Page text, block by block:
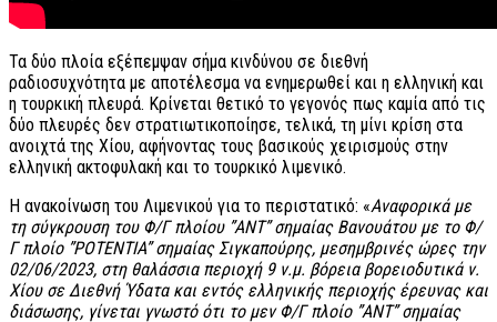
Τα δύο πλοία εξέπεμψαν σήμα κινδύνου σε διεθνή
ραδιοσυχνότητα με αποτέλεσμα να ενημερωθεί και η ελληνική και
η τουρκική πλευρά. Κρίνεται θετικό το γεγονός πως καμία από τις
δύο πλευρές δεν στρατιωτικοποίησε, τελικά, τη μίνι κρίση στα
ανοιχτά της Χίου, αφήνοντας τους βασικούς χειρισμούς στην
ελληνική ακτοφυλακή και το τουρκικό λιμενικό.
Η ανακοίνωση του Λιμενικού για το περιστατικό: «Αναφορικά με
τη σύγκρουση του Φ/Γ πλοίου ”ΑΝΤ” σημαίας Βανουάτου με το Φ/
Γ πλοίο ”POTENTIA” σημαίας Σιγκαπούρης, μεσημβρινές ώρες την
02/06/2023, στη θαλάσσια περιοχή 9 ν.μ. βόρεια βορειοδυτικά ν.
Χίου σε Διεθνή Ύδατα και εντός ελληνικής περιοχής έρευνας και
διάσωσης, γίνεται γνωστό ότι το μεν Φ/Γ πλοίο ”ΑΝΤ” σημαίας